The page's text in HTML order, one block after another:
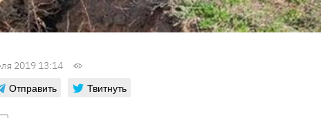
2019 13:14
Отправить Твитнуть